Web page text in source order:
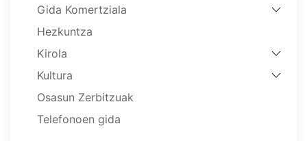
Gida Komertziala
Hezkuntza
Kirola
Kultura
Osasun Zerbitzuak
Telefonoen gida